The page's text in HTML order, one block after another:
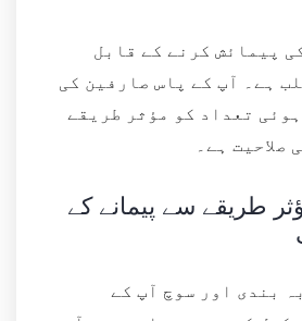
پیمائش کرنے کے قابل
ہے۔ آپ کے پاس صارفین کی
تعداد کو مؤثر طریقے
صلاحیت ہے۔
طریقے سے پیمانے کے
بندی اور سوچ آپ کے